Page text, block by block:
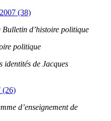
(38)
Bulletin d’histoire politique
politique
identités de Jacques
(26)
d’enseignement de